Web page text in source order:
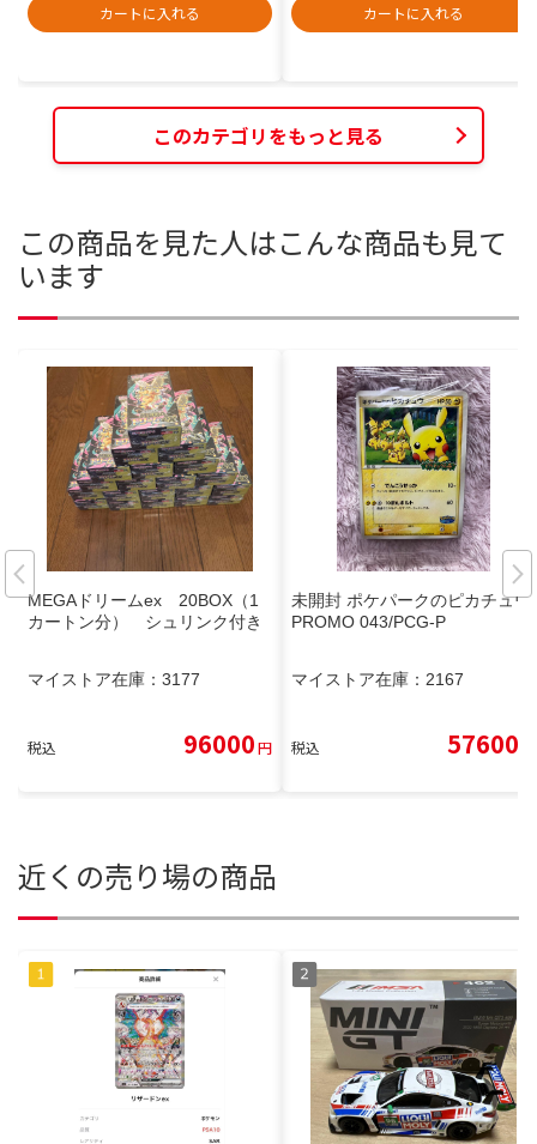
カートに入れる
カートに入れる
このカテゴリをもっと見る
この商品を見た人はこんな商品も見て
います
MEGAドリームex 20BOX（1
カートン分） シュリンク付き
マイストア在庫： 3177
税込 96000円
未開封 ポケパークのピカチュウ
PROMO 043/PCG-P
マイストア在庫： 2167
税込 57600
近くの売り場の商品